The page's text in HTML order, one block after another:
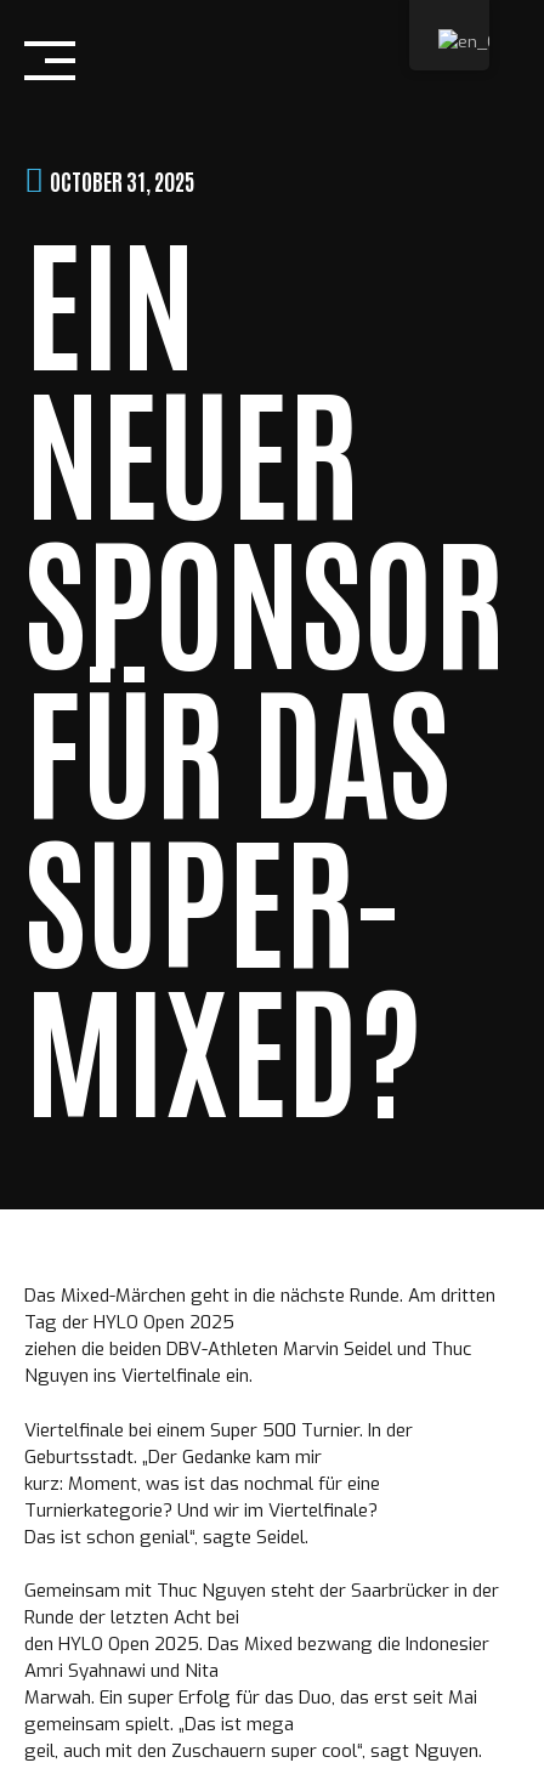
content
OCTOBER 31, 2025
EIN
NEUER
SPONSOR
FÜR DAS
SUPER-
MIXED?
Das Mixed-Märchen geht in die nächste Runde. Am dritten
Tag der HYLO Open 2025
ziehen die beiden DBV-Athleten Marvin Seidel und Thuc
Nguyen ins Viertelfinale ein.
Viertelfinale bei einem Super 500 Turnier. In der
Geburtsstadt. „Der Gedanke kam mir
kurz: Moment, was ist das nochmal für eine
Turnierkategorie? Und wir im Viertelfinale?
Das ist schon genial“, sagte Seidel.
Gemeinsam mit Thuc Nguyen steht der Saarbrücker in der
Runde der letzten Acht bei
den HYLO Open 2025. Das Mixed bezwang die Indonesier
Amri Syahnawi und Nita
Marwah. Ein super Erfolg für das Duo, das erst seit Mai
gemeinsam spielt. „Das ist mega
geil, auch mit den Zuschauern super cool“, sagt Nguyen.